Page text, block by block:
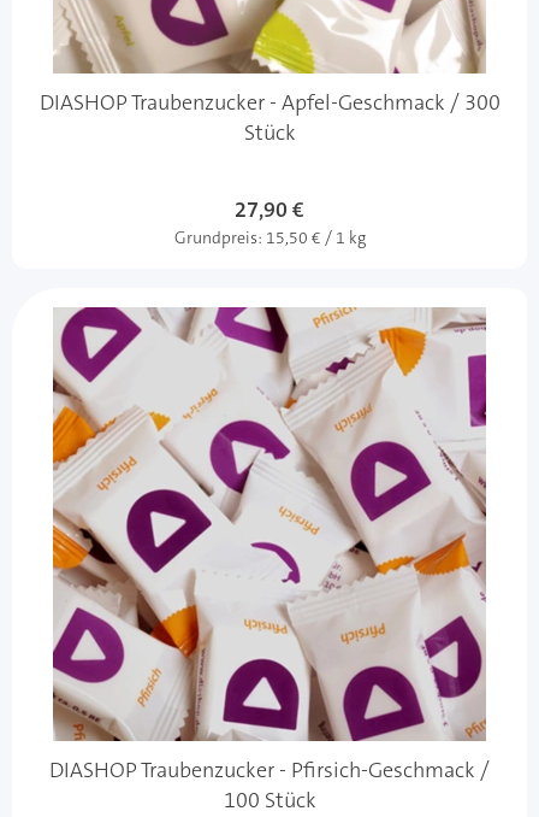
DIASHOP Traubenzucker - Apfel-Geschmack / 300
Stück
27,90 €
Grundpreis: 15,50 € / 1 kg
DIASHOP Traubenzucker - Pfirsich-Geschmack /
100 Stück